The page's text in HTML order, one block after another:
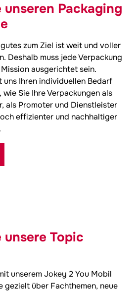
unseren Packaging
zum Ziel ist weit und voller
Deshalb muss jede Verpackung
ausgerichtet sein.
uns Ihren individuellen Bedarf
wie Sie Ihre Verpackungen als
als Promoter und Dienstleister
effizienter und nachhaltiger
unsere Topic
unseremJokey 2 You Mobil
gezielt über Fachthemen, neue